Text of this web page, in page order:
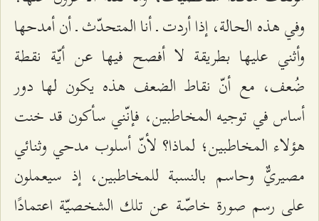
وفي هذه الحالة، إذا أردت ـ أنا المتحدّث ـ أن أمدحها
وأثني عليها بطريقة لا أفصح فيها عن أيّة نقطة
ضُعف، مع أنّ نقاط الضعف هذه يكون لها دور
أساس في توجيه المخاطبين، فإنّني سأكون قد خنت
هؤلاء المخاطبين؛ لماذا؟ لأنّ أسلوب مدحي وثنائي
مصيريٌّ وحاسم بالنسبة للمخاطبين، إذ سيعملون
على رسم صورة خاصّة عن تلك الشخصيّة اعتمادًا